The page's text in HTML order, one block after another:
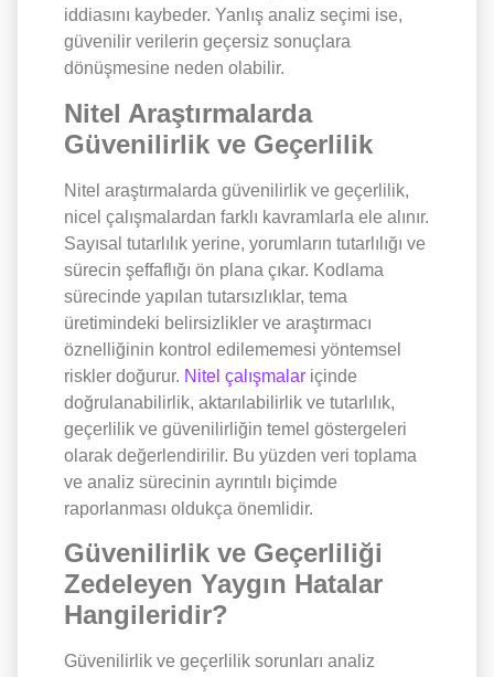
iddiasını kaybeder. Yanlış analiz seçimi ise,
güvenilir verilerin geçersiz sonuçlara
dönüşmesine neden olabilir.
Nitel Araştırmalarda
Güvenilirlik ve Geçerlilik
Nitel araştırmalarda güvenilirlik ve geçerlilik,
nicel çalışmalardan farklı kavramlarla ele alınır.
Sayısal tutarlılık yerine, yorumların tutarlılığı ve
sürecin şeffaflığı ön plana çıkar. Kodlama
sürecinde yapılan tutarsızlıklar, tema
üretimindeki belirsizlikler ve araştırmacı
öznelliğinin kontrol edilememesi yöntemsel
riskler doğurur. Nitel çalışmalar içinde
doğrulanabilirlik, aktarılabilirlik ve tutarlılık,
geçerlilik ve güvenilirliğin temel göstergeleri
olarak değerlendirilir. Bu yüzden veri toplama
ve analiz sürecinin ayrıntılı biçimde
raporlanması oldukça önemlidir.
Güvenilirlik ve Geçerliliği
Zedeleyen Yaygın Hatalar
Hangileridir?
Güvenilirlik ve geçerlilik sorunları analiz